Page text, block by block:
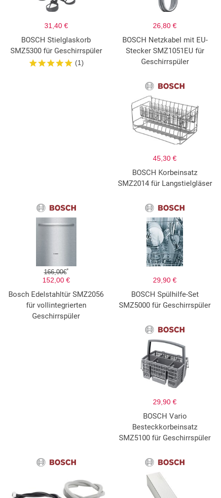
31,40 €
BOSCH Stielglaskorb
SMZ5300 für Geschirrspüler
(1)
26,80 €
BOSCH Netzkabel mit EU-
Stecker SMZ1051EU für
Geschirrspüler
45,30 €
BOSCH Korbeinsatz
SMZ2014 für Langstielgläser
166,00€*
152,00 €
Bosch Edelstahltür SMZ2056
für vollintegrierten
Geschirrspüler
29,90 €
BOSCH Spülhilfe-Set
SMZ5000 für Geschirrspüler
29,90 €
BOSCH Vario
Besteckkorbeinsatz
SMZ5100 für Geschirrspüler